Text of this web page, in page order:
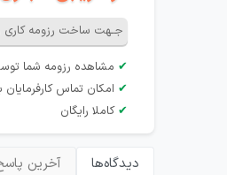
جـهت ساخت رزومه کاری
✔ مشاهده رزومه شما
✔ امکان تماس کارفرمایان
✔ کاملا رایگان
دیدگاه‌ها آخرین